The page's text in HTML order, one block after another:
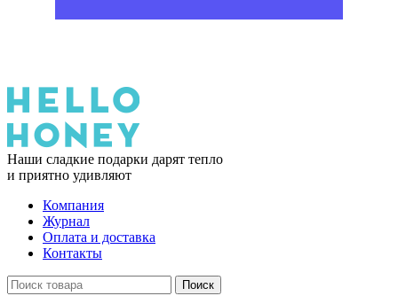
Наши сладкие подарки дарят тепло
и приятно удивляют
Компания
Журнал
Оплата и доставка
Контакты
Поиск